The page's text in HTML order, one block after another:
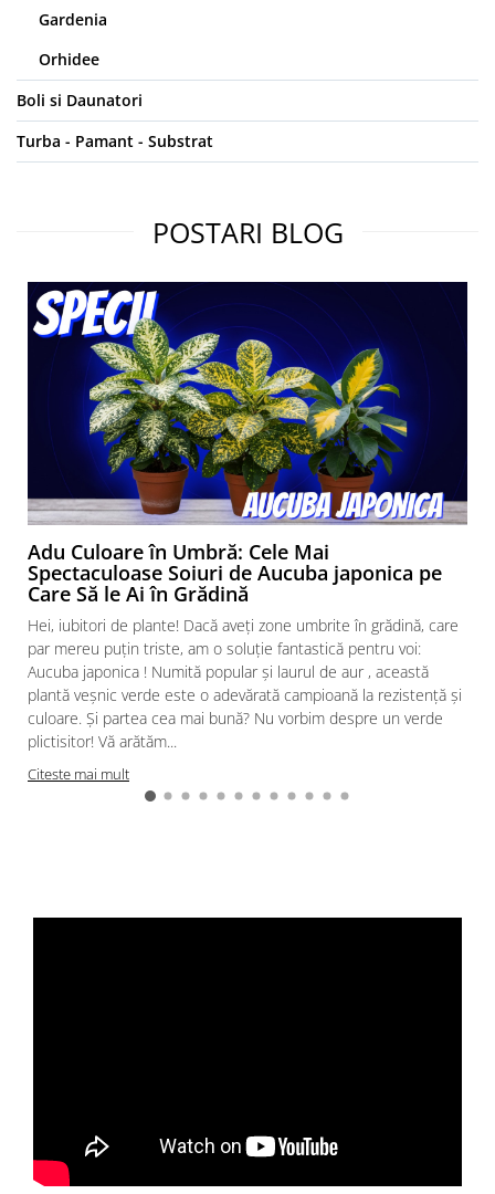
Gardenia
Orhidee
Boli si Daunatori
Turba - Pamant - Substrat
POSTARI BLOG
Adu Culoare în Umbră: Cele Mai
Spectaculoase Soiuri de Aucuba japonica pe
Care Să le Ai în Grădină
Hei, iubitori de plante! Dacă aveți zone umbrite în grădină, care
par mereu puțin triste, am o soluție fantastică pentru voi:
Aucuba japonica ! Numită popular și laurul de aur , această
plantă veșnic verde este o adevărată campioană la rezistență și
culoare. Și partea cea mai bună? Nu vorbim despre un verde
plictisitor! Vă arătăm...
Citeste mai mult